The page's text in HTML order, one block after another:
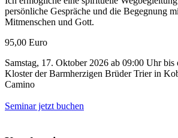
persönliche Gespräche und die Begegnung
Mitmenschen und Gott.
95,00 Euro
Samstag, 17. Oktober 2026 ab 09:00 Uhr bis
Kloster der Barmherzigen Brüder Trier in
Camino
Seminar jetzt buchen